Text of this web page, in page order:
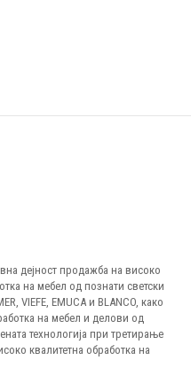
дејност продажба на високо
на мебел од познати светски
VIEFE, EMUCA и BLANCO, како
на мебел и делови од
технологија при третирање
квалитетна обработка на